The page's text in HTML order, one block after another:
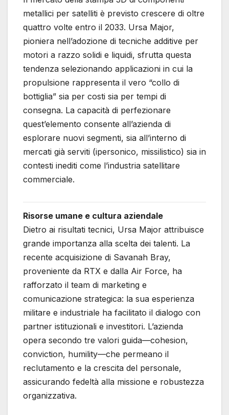
metallici per satelliti è previsto crescere di oltre
quattro volte entro il 2033. Ursa Major,
pioniera nell’adozione di tecniche additive per
motori a razzo solidi e liquidi, sfrutta questa
tendenza selezionando applicazioni in cui la
propulsione rappresenta il vero “collo di
bottiglia” sia per costi sia per tempi di
consegna. La capacità di perfezionare
quest’elemento consente all’azienda di
esplorare nuovi segmenti, sia all’interno di
mercati già serviti (ipersonico, missilistico) sia in
contesti inediti come l’industria satellitare
commerciale.
Risorse umane e cultura aziendale
Dietro ai risultati tecnici, Ursa Major attribuisce
grande importanza alla scelta dei talenti. La
recente acquisizione di Savanah Bray,
proveniente da RTX e dalla Air Force, ha
rafforzato il team di marketing e
comunicazione strategica: la sua esperienza
militare e industriale ha facilitato il dialogo con
partner istituzionali e investitori. L’azienda
opera secondo tre valori guida—cohesion,
conviction, humility—che permeano il
reclutamento e la crescita del personale,
assicurando fedeltà alla missione e robustezza
organizzativa.